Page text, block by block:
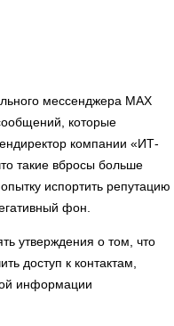
мессенджера MAX
которые
компании «ИТ-
такие вбросы больше
испортить репутацию
фон.
утверждения о том, что
доступ к контактам,
информации